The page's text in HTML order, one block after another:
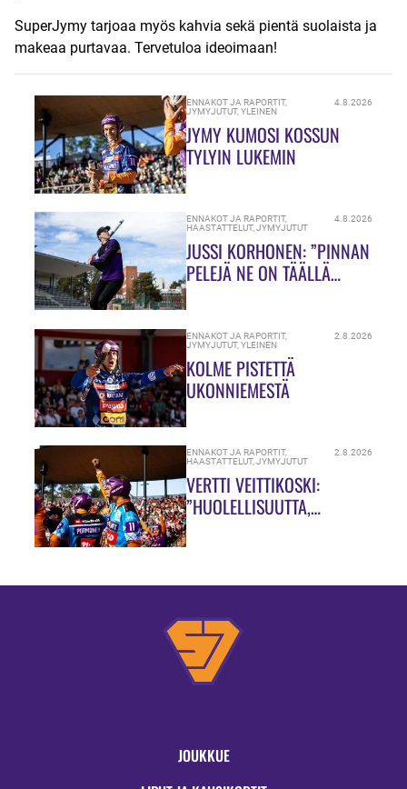
SuperJymy tarjoaa myös kahvia sekä pientä suolaista ja
makeaa purtavaa. Tervetuloa ideoimaan!
ENNAKOT JA RAPORTIT,
JYMYJUTUT,YLEINEN
4.8.2026
JYMY KUMOSI KOSSUN
TYLYIN LUKEMIN
ENNAKOT JA RAPORTIT,
HAASTATTELUT,JYMYJUTUT
4.8.2026
JUSSI KORHONEN: ”PINNAN
PELEJÄ NE ON TÄÄLLÄ
ENNAKOT JA RAPORTIT,
JYMYJUTUT,YLEINEN
2.8.2026
KOLME PISTETTÄ
UKONNIEMESTÄ
ENNAKOT JA RAPORTIT,
HAASTATTELUT,JYMYJUTUT
2.8.2026
VERTTI VEITTIKOSKI:
”HUOLELLISUUTTA,
JOUKKUE